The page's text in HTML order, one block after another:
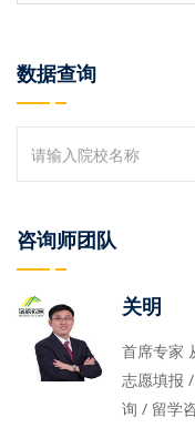
数据查询
咨询师团队
关明
首席专家
志愿填报
询 / 留学